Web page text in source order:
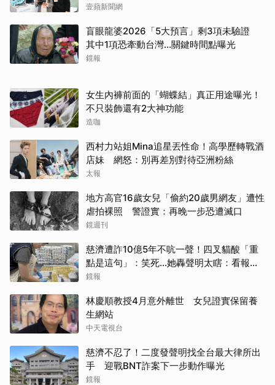
壹蘋新聞網
盲眼龍婆2026「5大預言」剩3項未驗證
其中1項恐牽動台灣...關鍵時間點曝光
鏡報
女生內褲前面的「蝴蝶結」真正用途曝光！
不只裝飾還有2大神功能
造咖
西村力站姐Mina追星丟性命！高學歷轉戰酒
店妹 網怒：別再差別對待亞洲粉絲
太報
地方高官16歲女兒「偷約20歲男網友」遭性
虐拍裸照 警證實：再晚一步恐遭滅口
鏡週刊
慈濟遭詐10億5年不吭一聲！四叉貓酸「重
點是這句」：笑死...她轟聲明太瞎：看報紙
才知被騙
鏡報
林慶順教授4月意外離世 女兒證實保留養
生網站
中天電視台
慈濟不忍了！二度發聲明找全台最大律所出
手 迎戰BNT詐案下一步動作曝光
鏡報
取消